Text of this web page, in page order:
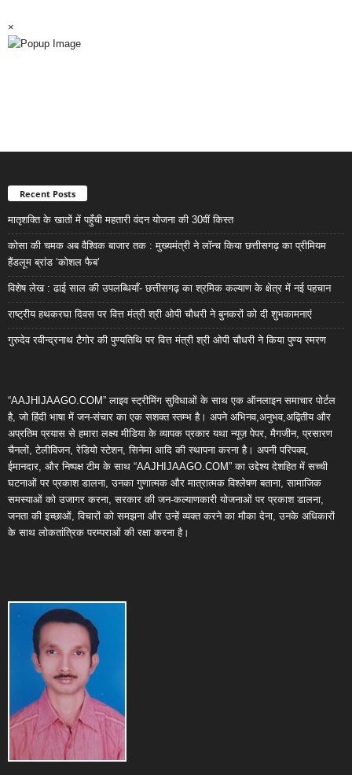
×
Recent Posts
मातृशक्ति के खातों में पहुँची महतारी वंदन योजना की 30वीं किस्त
कोसा की चमक अब वैश्विक बाजार तक : मुख्यमंत्री ने लॉन्च किया छत्तीसगढ़ का प्रीमियम
हैंडलूम ब्रांड ‘कोशल फैब’
विशेष लेख : ढाई साल की उपलब्धियाँ- छत्तीसगढ़ का श्रमिक कल्याण के क्षेत्र में नई पहचान
राष्ट्रीय हथकरघा दिवस पर वित्त मंत्री श्री ओपी चौधरी ने बुनकरों को दी शुभकामनाएं
गुरुदेव रवीन्द्रनाथ टैगोर की पुण्यतिथि पर वित्त मंत्री श्री ओपी चौधरी ने किया पुण्य स्मरण
“AAJHIJAAGO.COM” लाइव स्ट्रीमिंग सुविधाओं के साथ एक ऑनलाइन समाचार पोर्टल
है, जो हिंदी भाषा में जन-संचार का एक सशक्त स्तम्भ है। अपने अभिनव,अनुभव,अद्वितीय और
अप्रतिम प्रयास से हमारा लक्ष्य मीडिया के व्यापक प्रकार यथा न्यूज़ पेपर, मैगजीन, प्रसारण
चैनलों, टेलीविजन, रेडियो स्टेशन, सिनेमा आदि की स्थापना करना है। अपनी परिपक्व,
ईमानदार, और निष्पक्ष टीम के साथ “AAJHIJAAGO.COM” का उद्देश्य देशहित में सच्ची
घटनाओं पर प्रकाश डालना, उनका गुणात्मक और मात्रात्मक विश्लेषण बताना, सामाजिक
समस्याओं को उजागर करना, सरकार की जन-कल्याणकारी योजनाओं पर प्रकाश डालना,
जनता की इच्छाओं, विचारों को समझना और उन्हें व्यक्त करने का मौका देना, उनके अधिकारों
के साथ लोकतांत्रिक परम्पराओं की रक्षा करना है।